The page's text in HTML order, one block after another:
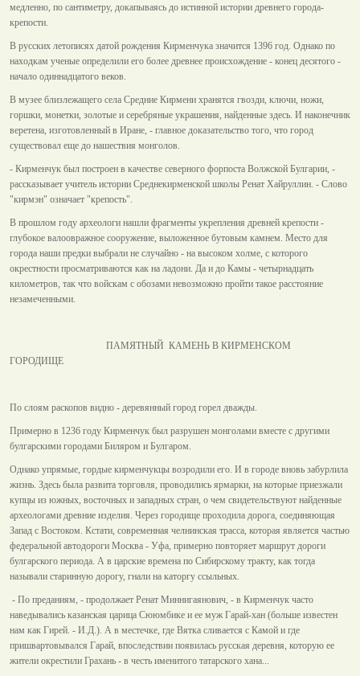
медленно, по сантиметру, докапываясь до истинной истории древнего города-
крепости.
В русских летописях датой рождения Кирменчука значится 1396 год. Однако по
находкам ученые определили его более древнее происхождение - конец десятого -
начало одиннадцатого веков.
В музее близлежащего села Средние Кирмени хранятся гвозди, ключи, ножи,
горшки, монетки, золотые и серебряные украшения, найденные здесь. И наконечник
веретена, изготовленный в Иране, - главное доказательство того, что город
существовал еще до нашествия монголов.
- Кирменчук был построен в качестве северного форпоста Волжской Булгарии, -
рассказывает учитель истории Среднекирменской школы Ренат Хайруллин. - Слово
"кирмэн" означает "крепость".
В прошлом году археологи нашли фрагменты укрепления древней крепости -
глубокое валоовражное сооружение, выложенное бутовым камнем. Место для
города наши предки выбрали не случайно - на высоком холме, с которого
окрестности просматриваются как на ладони. Да и до Камы - четырнадцать
километров, так что войскам с обозами невозможно пройти такое расстояние
незамеченными.
ПАМЯТНЫЙ КАМЕНЬ В КИРМЕНСКОМ
ГОРОДИЩЕ
По слоям раскопов видно - деревянный город горел дважды.
Примерно в 1236 году Кирменчук был разрушен монголами вместе с другими
булгарскими городами Биляром и Булгаром.
Однако упрямые, гордые кирменчукцы возродили его. И в городе вновь забурлила
жизнь. Здесь была развита торговля, проводились ярмарки, на которые приезжали
купцы из южных, восточных и западных стран, о чем свидетельствуют найденные
археологами древние изделия. Через городище проходила дорога, соединяющая
Запад с Востоком. Кстати, современная челнинская трасса, которая является частью
федеральной автодороги Москва - Уфа, примерно повторяет маршрут дороги
булгарского периода. А в царские времена по Сибирскому тракту, как тогда
называли старинную дорогу, гнали на каторгу ссыльных.
- По преданиям, - продолжает Ренат Миннигаянович, - в Кирменчук часто
наведывались казанская царица Сююмбике и ее муж Гарай-хан (больше известен
нам как Гирей. - И.Д.). А в местечке, где Вятка сливается с Камой и где
пришвартовывался Гарай, впоследствии появилась русская деревня, которую ее
жители окрестили Грахань - в честь именитого татарского хана...